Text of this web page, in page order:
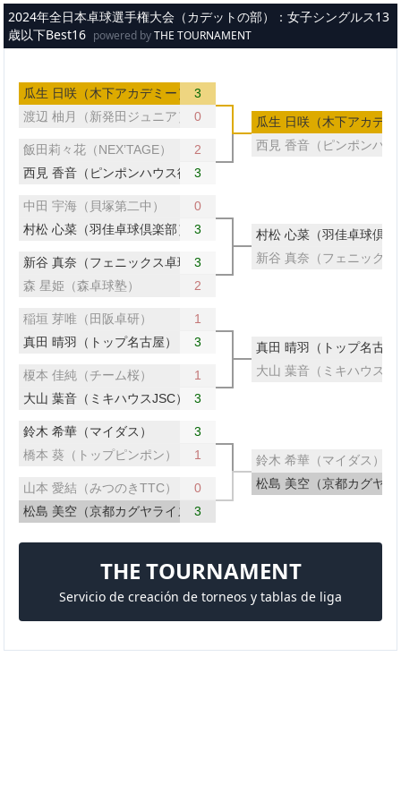
メインコンテンツへスキップ
2024年全日本卓球選手権大会（カデットの部）：女子シングルス13
歳以下Best16 powered byTHE TOURNAMENT
瓜生 日咲（木下アカデミー）
3
渡辺 柚月（新発田ジュニア）
0
飯田莉々花（NEX’TAGE）
2
西見 香音（ピンポンハウス徳山）
3
中田 宇海（貝塚第二中）
0
村松 心菜（羽佳卓球倶楽部）
3
新谷 真奈（フェニックス卓球クラブ）
3
森 星姫（森卓球塾）
2
稲垣 芽唯（田阪卓研）
1
真田 晴羽（トップ名古屋）
3
榎本 佳純（チーム桜）
1
大山 葉音（ミキハウスJSC）
3
鈴木 希華（マイダス）
3
橋本 葵（トップピンポン）
1
山本 愛結（みつのきTTC）
0
松島 美空（京都カグヤライズ）
3
瓜生 日咲（木下アカデミ
西見 香音（ピンポンハウ
村松 心菜（羽佳卓球倶楽
新谷 真奈（フェニック
真田 晴羽（トップ名古屋
大山 葉音（ミキハウス
鈴木 希華（マイダス）
松島 美空（京都カグヤラ
THE TOURNAMENT
Servicio de creación de torneos y tablas de liga